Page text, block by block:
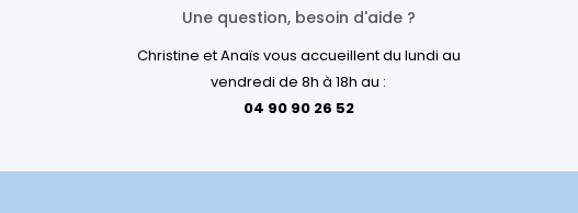
Une question, besoin d'aide ?
Christine et Anaïs vous accueillent du lundi au
vendredi de 8h à 18h au :
04 90 90 26 52